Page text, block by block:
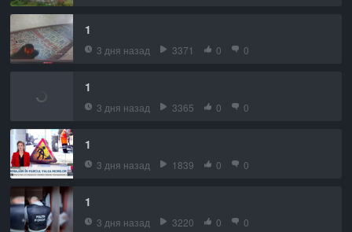
1
3 дня назад 3371 0 0
1
3 дня назад 3365 0 0
1
3 дня назад 1839 0 0
1
3 дня назад 3220 0 0